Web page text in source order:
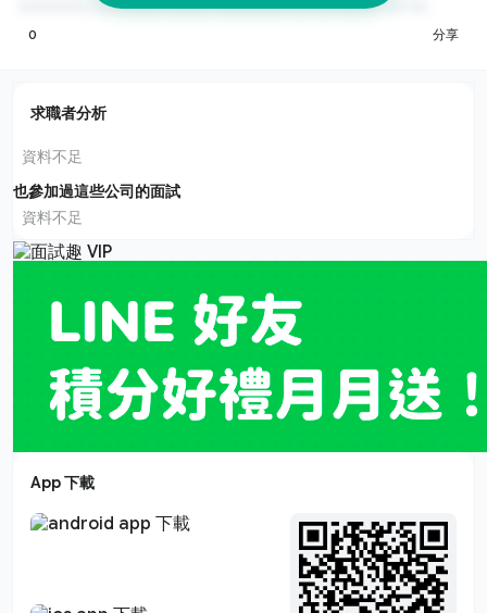
0 分享
求職者分析
資料不足
也參加過這些公司的面試
資料不足
App 下載